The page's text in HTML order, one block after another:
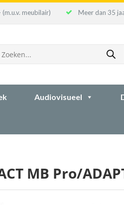
meubilair) Meer dan 35
Audiovisueel
MB Pro/